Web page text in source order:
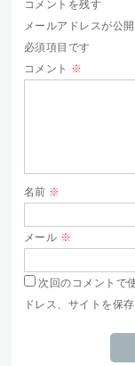
コメントを残す
メールアドレスが公
必須項目です
コメント ※
名前 ※
メール ※
次回のコメントで
ドレス、サイトを保存